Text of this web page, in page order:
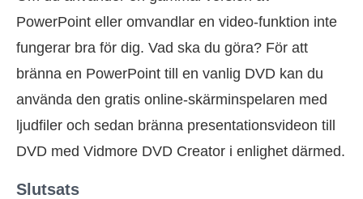
PowerPoint eller omvandlar en video-funktion inte
fungerar bra för dig. Vad ska du göra? För att
bränna en PowerPoint till en vanlig DVD kan du
använda den gratis online-skärminspelaren med
ljudfiler och sedan bränna presentationsvideon till
DVD med Vidmore DVD Creator i enlighet därmed.
Slutsats